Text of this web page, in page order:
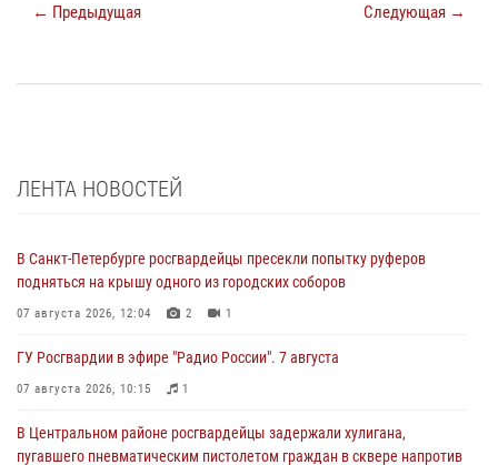
← Предыдущая Следующая →
ЛЕНТА НОВОСТЕЙ
В Санкт-Петербурге росгвардейцы пресекли попытку руферов
подняться на крышу одного из городских соборов
07 августа 2026, 12:04 2 1
ГУ Росгвардии в эфире "Радио России". 7 августа
07 августа 2026, 10:15 1
В Центральном районе росгвардейцы задержали хулигана,
пугавшего пневматическим пистолетом граждан в сквере напротив